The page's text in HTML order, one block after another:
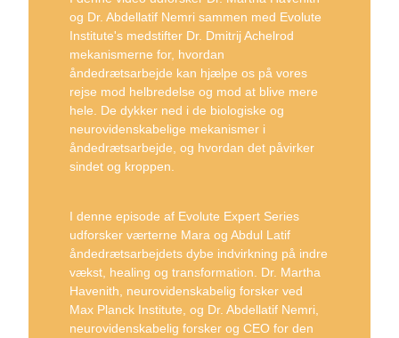
og Dr. Abdellatif Nemri sammen med Evolute
Institute's medstifter Dr. Dmitrij Achelrod
mekanismerne for, hvordan
åndedrætsarbejde kan hjælpe os på vores
rejse mod helbredelse og mod at blive mere
hele. De dykker ned i de biologiske og
neurovidenskabelige mekanismer i
åndedrætsarbejde, og hvordan det påvirker
sindet og kroppen.
I denne episode af Evolute Expert Series
udforsker værterne Mara og Abdul Latif
åndedrætsarbejdets dybe indvirkning på indre
vækst, healing og transformation. Dr. Martha
Havenith, neurovidenskabelig forsker ved
Max Planck Institute, og Dr. Abdellatif Nemri,
neurovidenskabelig forsker og CEO for den